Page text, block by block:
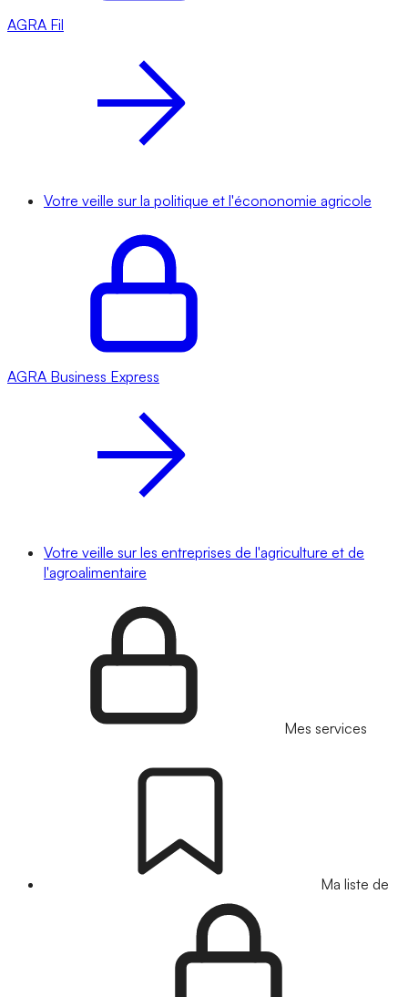
AGRA Fil
Votre veille sur la politique et l'écononomie agricole
AGRA Business Express
Votre veille sur les entreprises de l'agriculture et de
l'agroalimentaire
Mes services
Ma liste de